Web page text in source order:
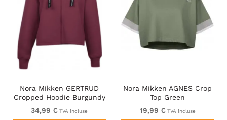
Nora Mikken GERTRUD
Cropped Hoodie Burgundy
34,99 € TVA incluse
Nora Mikken AGNES Crop
Top Green
19,99 € TVA incluse